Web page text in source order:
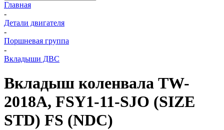
Главная
-
Детали двигателя
-
Поршневая группа
-
Вкладыши ДВС
Вкладыш коленвала TW-
2018A, FSY1-11-SJO (SIZE
STD) FS (NDC)